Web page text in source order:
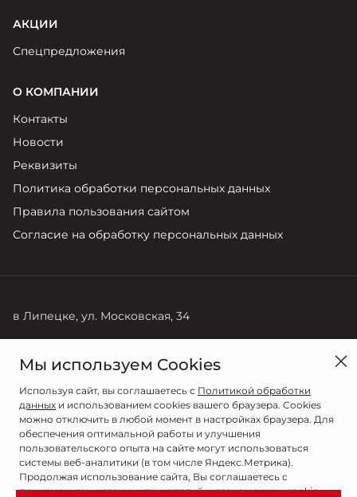
АКЦИИ
Спецпредложения
О КОМПАНИИ
Контакты
Новости
Реквизиты
Политика обработки персональных данных
Правила пользования сайтом
Согласие на обработку персональных данных
в Липецке, ул. Московская, 34
8 (4742) 28-88-08 +7 (905) 044-97-63
Мы используем Cookies
Используя сайт, вы соглашаетесь с Политикой обработки
данных и использованием cookies вашего браузера. Cookies
можно отключить в любой момент в настройках браузера. Для
обеспечения оптимальной работы и улучшения
пользовательского опыта на сайте могут использоваться
системы веб-аналитики (в том числе Яндекс.Метрика).
Продолжая использование сайта, Вы соглашаетесь с
применением указанных технологий и размещением cookie-